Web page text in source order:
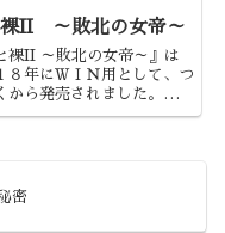
II ～敗北の女帝～
裸II ～敗北の女帝～』は
８年にＷＩＮ用として、つ
から発売されました。シリ
２弾になります。
密